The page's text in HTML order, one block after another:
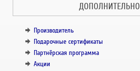
ДОПОЛНИТЕЛЬНО
Производитель
Подарочные сертификаты
Партнёрская программа
Акции